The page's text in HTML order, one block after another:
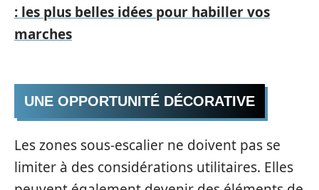
: les plus belles idées pour habiller vos
marches
UNE OPPORTUNITÉ DÉCORATIVE
Les zones sous-escalier ne doivent pas se
limiter à des considérations utilitaires. Elles